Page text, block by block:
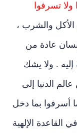
ولا تسرفوا
والشرب ،
عادة من
. ولا يشك
الدنيا إلى
أسرفوا بما دخل
الإلهية